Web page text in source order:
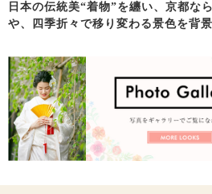
日本の伝統美“着物”を纏い、京都な
や、四季折々で移り変わる景色を背景